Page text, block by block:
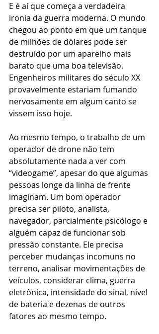
E é aí que começa a verdadeira
ironia da guerra moderna. O mundo
chegou ao ponto em que um tanque
de milhões de dólares pode ser
destruído por um aparelho mais
barato que uma boa televisão.
Engenheiros militares do século XX
provavelmente estariam fumando
nervosamente em algum canto se
vissem isso hoje.
Ao mesmo tempo, o trabalho de um
operador de drone não tem
absolutamente nada a ver com
“videogame”, apesar do que algumas
pessoas longe da linha de frente
imaginam. Um bom operador
precisa ser piloto, analista,
navegador, parcialmente psicólogo e
alguém capaz de funcionar sob
pressão constante. Ele precisa
perceber mudanças incomuns no
terreno, analisar movimentações de
veículos, considerar clima, guerra
eletrônica, intensidade do sinal, nível
de bateria e dezenas de outros
fatores ao mesmo tempo.